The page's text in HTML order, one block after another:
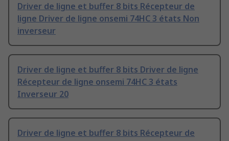
Driver de ligne et buffer 8 bits Récepteur de
ligne Driver de ligne onsemi 74HC 3 états Non
inverseur
Driver de ligne et buffer 8 bits Driver de ligne
Récepteur de ligne onsemi 74HC 3 états
Inverseur 20
Driver de ligne et buffer 8 bits Récepteur de